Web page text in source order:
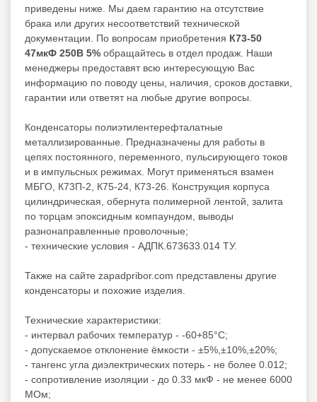
приведены ниже. Мы даем гарантию на отсутствие
брака или других несоответствий технической
документации. По вопросам приобретения К73-50
47мкФ 250В 5% обращайтесь в отдел продаж. Наши
менеджеры предоставят всю интересующую Вас
информацию по поводу цены, наличия, сроков доставки,
гарантии или ответят на любые другие вопросы.
Конденсаторы полиэтилентерефталатные
металлизированные. Предназначены для работы в
цепях постоянного, переменного, пульсирующего токов
и в импульсных режимах. Могут применяться взамен
МБГО, К73П-2, К75-24, К73-26. Конструкция корпуса
цилиндрическая, обернута полимерной лентой, залита
по торцам эпоксидным компаундом, выводы
разнонаправленные проволочные;
- технические условия - АДПК.673633.014 ТУ.
Также на сайте zapadpribor.com представлены другие
конденсаторы и похожие изделия.
Технические характеристики:
- интервал рабочих температур - -60+85°C;
- допускаемое отклонение ёмкости - ±5%,±10%,±20%;
- тангенс угла диэлектрических потерь - не более 0.012;
- сопротивление изоляции - до 0.33 мкФ - не менее 6000
МОм;